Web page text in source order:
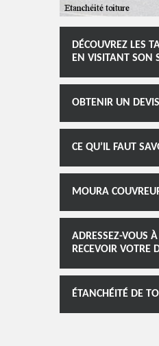
DÉCOUVREZ LES
EN VISITANT SON
OBTENIR UN
CE QU’IL FAUT
MOURA
ADRESSEZ-VOUS
RECEVOIR VOTRE
ÉTANCHÉITÉ DE